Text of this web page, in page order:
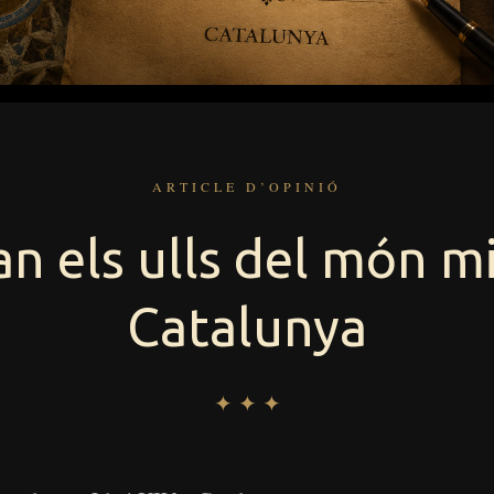
ARTICLE D’OPINIÓ
els ulls del món
Catalunya
✦ ✦ ✦